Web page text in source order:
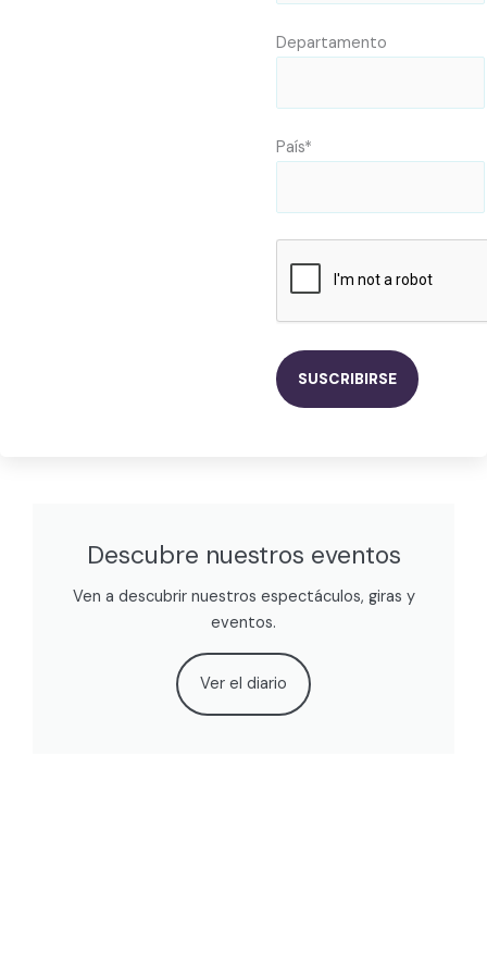
Departamento
País*
Descubre nuestros eventos
Ven a descubrir nuestros espectáculos, giras y
eventos.
Ver el diario